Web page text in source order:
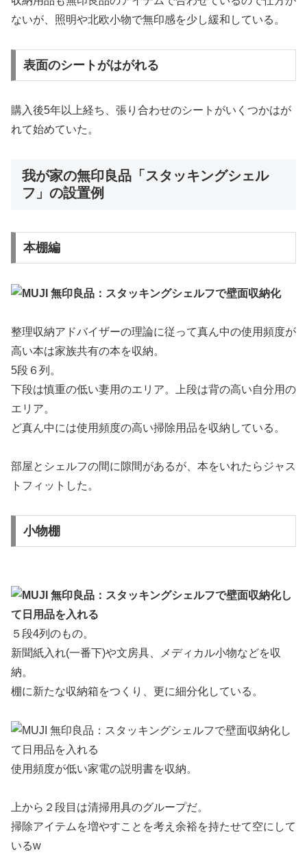
ないが、照明や北欧小物で無印感を少し緩和している。
表面のシートがはがれる
購入後5年以上経ち、張り合わせのシートがいくつかはが
れて始めていた。
我が家の無印良品「スタッキングシェル
フ」の設置例
本棚編
整理収納アドバイザーの理論に従って真ん中の使用頻度が
高い本は家族共有の本を収納。
5段６列。
下段は慎重の低い妻用のエリア。上段は背の高い自分用の
エリア。
ど真ん中には使用頻度の高い掃除用品を収納している。
部屋とシェルフの間に隙間があるが、本をいれたらジャス
トフィットした。
小物棚
５段4列のもの。
新聞紙入れ(一番下)や文房具、メディカル小物などを収
納。
棚に新たな収納箱をつくり、更に細分化している。
使用頻度が低い家電の説明書を収納。
上から２段目は清掃用具のグループだ。
掃除アイテムを増やすことを考え余裕を持たせて空にして
いるw